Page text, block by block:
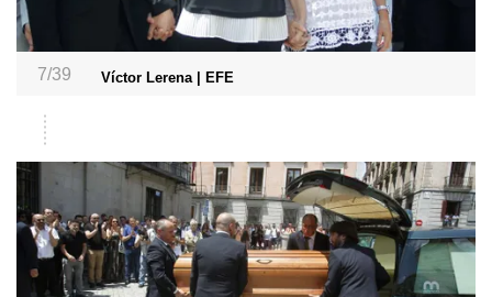
7/39 Víctor Lerena | EFE